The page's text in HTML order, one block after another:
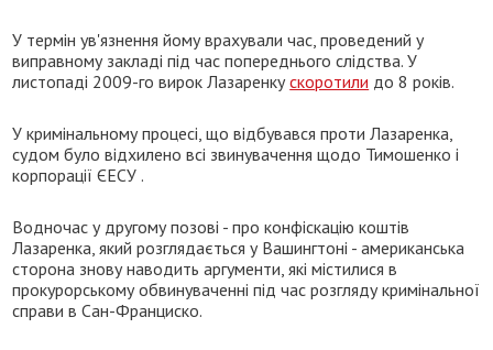
У термін ув'язнення йому врахували час, проведений у
виправному закладі під час попереднього слідства. У
листопаді 2009-го вирок Лазаренкускоротили до 8 років.
У кримінальному процесі, що відбувався проти Лазаренка,
судом було відхилено всі звинувачення щодо Тимошенко і
корпорації ЄЕСУ .
Водночас у другому позові - про конфіскацію коштів
Лазаренка, який розглядається у Вашингтоні - американська
сторона знову наводить аргументи, які містилися в
прокурорському обвинуваченні під час розгляду кримінальної
справи в Сан-Франциско.